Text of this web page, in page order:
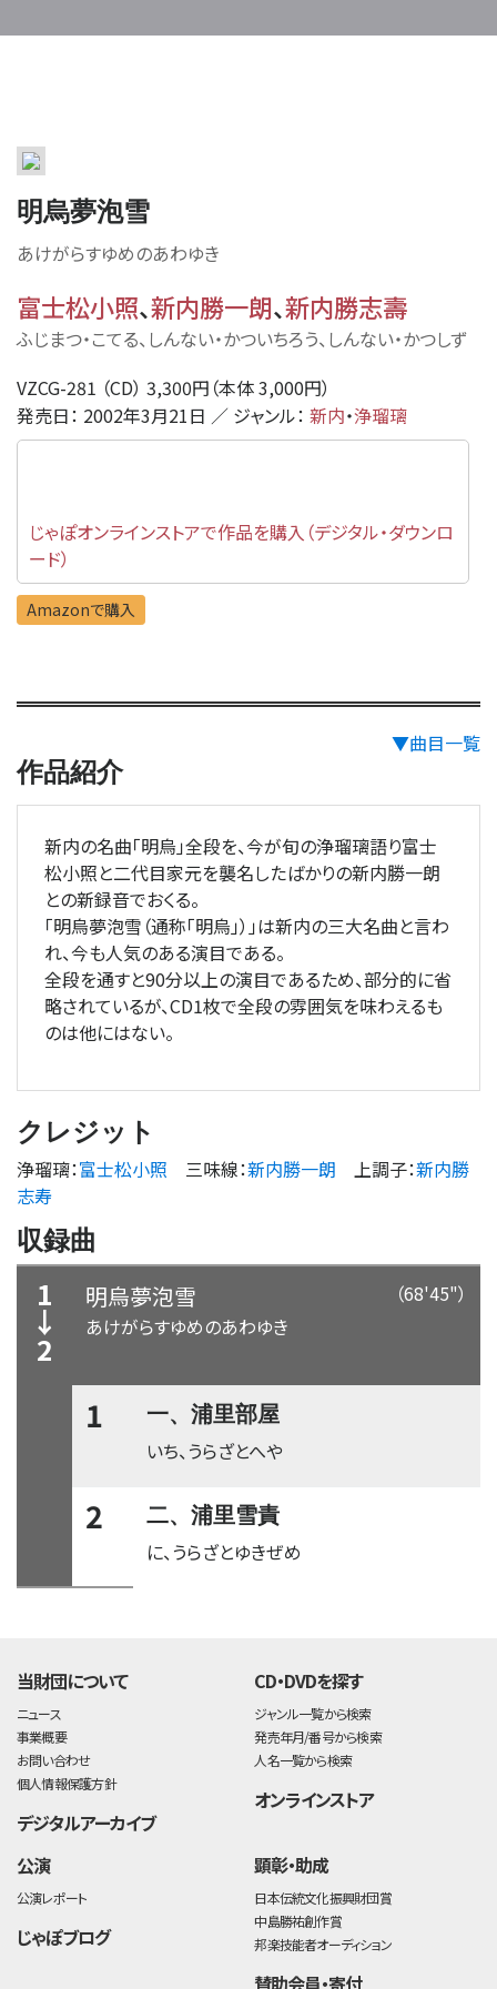
明烏夢泡雪
あけがらすゆめのあわゆき
富士松小照、新内勝一朗、新内勝志壽
ふじまつ・こてる、しんない・かついちろう、しんない・かつしず
VZCG-281 （CD） 3,300円（本体 3,000円）
発売日： 2002年3月21日 ／ ジャンル： 新内・浄瑠璃
じゃぽオンラインストアで作品を購入（デジタル・ダウンロ
ード）
Amazonで購入
▼曲目一覧
作品紹介
新内の名曲「明烏」全段を、今が旬の浄瑠璃語り富士
松小照と二代目家元を襲名したばかりの新内勝一朗
との新録音でおくる。
「明烏夢泡雪（通称「明烏」）」は新内の三大名曲と言わ
れ、今も人気のある演目である。
全段を通すと90分以上の演目であるため、部分的に省
略されているが、CD1枚で全段の雰囲気を味わえるも
のは他にはない。
クレジット
浄瑠璃：富士松小照 三味線：新内勝一朗 上調子：新内勝
志寿
収録曲
1
↓
2
（68'45"）
明烏夢泡雪
あけがらすゆめのあわゆき
1 一、浦里部屋
いち、うらざとへや
2 二、浦里雪責
に、うらざとゆきぜめ
当財団について
ニュース
事業概要
お問い合わせ
個人情報保護方針
デジタルアーカイブ
CD・DVDを探す
ジャンル一覧から検索
発売年月/番号から検索
人名一覧から検索
オンラインストア
公演
公演レポート
じゃぽブログ
顕彰・助成
日本伝統文化振興財団賞
中島勝祐創作賞
邦楽技能者オーディション
賛助会員・寄付